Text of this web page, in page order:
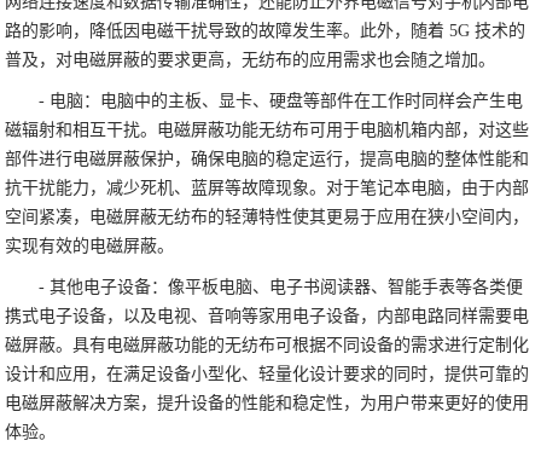
路的影响，降低因电磁干扰导致的故障发生率。此外，随着 5G 技术的
普及，对电磁屏蔽的要求更高，无纺布的应用需求也会随之增加。
- 电脑：电脑中的主板、显卡、硬盘等部件在工作时同样会产生电
磁辐射和相互干扰。电磁屏蔽功能无纺布可用于电脑机箱内部，对这些
部件进行电磁屏蔽保护，确保电脑的稳定运行，提高电脑的整体性能和
抗干扰能力，减少死机、蓝屏等故障现象。对于笔记本电脑，由于内部
空间紧凑，电磁屏蔽无纺布的轻薄特性使其更易于应用在狭小空间内，
实现有效的电磁屏蔽。
- 其他电子设备：像平板电脑、电子书阅读器、智能手表等各类便
携式电子设备，以及电视、音响等家用电子设备，内部电路同样需要电
磁屏蔽。具有电磁屏蔽功能的无纺布可根据不同设备的需求进行定制化
设计和应用，在满足设备小型化、轻量化设计要求的同时，提供可靠的
电磁屏蔽解决方案，提升设备的性能和稳定性，为用户带来更好的使用
体验。